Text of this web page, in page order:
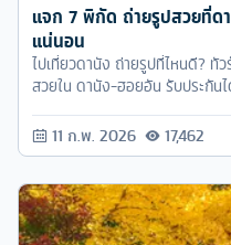
แจก 7 พิกัด ถ่ายรูปสวยที่ด
แน่นอน
ไปเที่ยวดานัง ถ่ายรูปที่ไหนดี? ทั
สวยใน ดานัง-ฮอยอัน รับประกันไ
11 ก.พ. 2026 17,462